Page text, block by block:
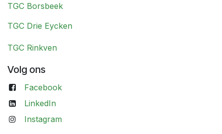
TGC Borsbeek
TGC Drie Eycken
TGC Rinkven
Volg ons
Facebook
LinkedIn
Instagram